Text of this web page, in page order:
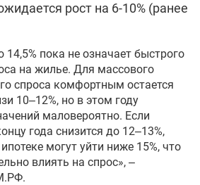
рост на 6-10% (ранее
14,5% пока не означает быстрого
на жилье. Для массового
спроса комфортным остается
10–12%, но в этом году
маловероятно. Если
года снизится до 12–13%,
могут уйти ниже 15%, что
влиять на спрос», –